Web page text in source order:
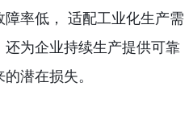
率低， 适配工业化生产需
为企业持续生产提供可靠
潜在损失。